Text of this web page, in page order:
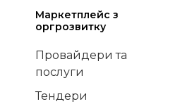
Маркетплейс з
оргрозвитку
Провайдери та
послуги
Тендери